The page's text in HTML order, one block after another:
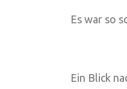
Es war so
Ein Blick